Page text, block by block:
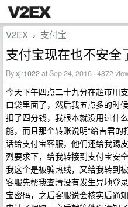
V2EX › 支付宝
支付宝现在也不安全
Byxjr1022at Sep 24, 2016 · 4872
今天下午四点二十九分在超市用
口袋里面了，然后我五点多的时
扣了四分钱，我根本就没用过什
能，而且那个转账说明“给吉君
话给支付宝客服，他们还给我踢
烈要求下，给我转接到支付宝安
我这个是被骗热线，又给我转到
客服先帮我查清没有发生异地登
宝密码，之后客服说会核实后通